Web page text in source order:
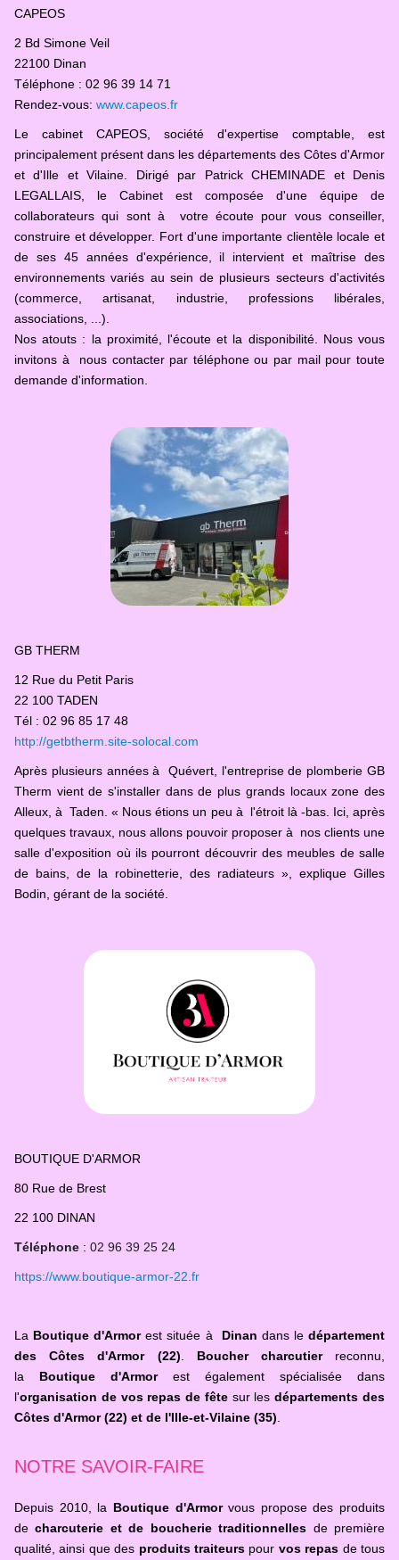
CAPEOS
2 Bd Simone Veil
22100 Dinan
Téléphone : 02 96 39 14 71
Rendez-vous: www.capeos.fr
Le cabinet CAPEOS, société d'expertise comptable, est
principalement présent dans les départements des Côtes d'Armor
et d'Ille et Vilaine. Dirigé par Patrick CHEMINADE et Denis
LEGALLAIS, le Cabinet est composée d'une équipe de
collaborateurs qui sont à votre écoute pour vous conseiller,
construire et développer. Fort d'une importante clientèle locale et
de ses 45 années d'expérience, il intervient et maîtrise des
environnements variés au sein de plusieurs secteurs d'activités
(commerce, artisanat, industrie, professions libérales,
associations, ...).
Nos atouts : la proximité, l'écoute et la disponibilité. Nous vous
invitons à nous contacter par téléphone ou par mail pour toute
demande d'information.
GB THERM
12 Rue du Petit Paris
22 100 TADEN
Tél : 02 96 85 17 48
http://getbtherm.site-solocal.com
Après plusieurs années à Quévert, l'entreprise de plomberie GB
Therm vient de s'installer dans de plus grands locaux zone des
Alleux, à Taden. « Nous étions un peu à l'étroit là -bas. Ici, après
quelques travaux, nous allons pouvoir proposer à nos clients une
salle d'exposition où ils pourront découvrir des meubles de salle
de bains, de la robinetterie, des radiateurs », explique Gilles
Bodin, gérant de la société.
BOUTIQUE D'ARMOR
80 Rue de Brest
22 100 DINAN
Téléphone : 02 96 39 25 24
https://www.boutique-armor-22.fr
La Boutique d'Armorest située à Dinan dans ledépartement
des Côtes d'Armor (22)
Boucher charcutierreconnu,
la Boutique d'Armorest également spécialisée dans
l'organisation de vos repas de fêtesur lesdépartements des
Côtes d'Armor (22) et de l'Ille-et-Vilaine (35)
NOTRE SAVOIR-FAIRE
Depuis 2010, la Boutique d'Armorvous propose des produits
decharcuterie et de boucherie traditionnelles de première
qualité, ainsi que des produits traiteurs pour vos repas de tous